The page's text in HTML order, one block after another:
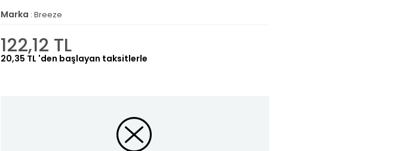
Marka : Breeze
122,12 TL
20,35 TL 'den başlayan taksitlerle